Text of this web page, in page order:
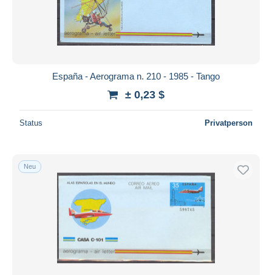
Übernehmen
España - Aerograma n. 210 - 1985 - Tango
± 0,23 $
Status Privatperson
Neu